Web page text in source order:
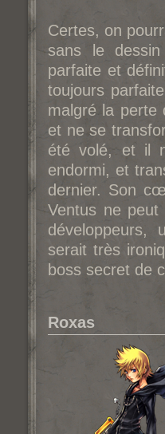
Certes, on
sans le
parfaite et
toujours
malgré la perte
et ne se
été volé, et il
endormi, et
dernier. Son
Ventus ne
développeurs,
serait très
boss secret de
Roxas